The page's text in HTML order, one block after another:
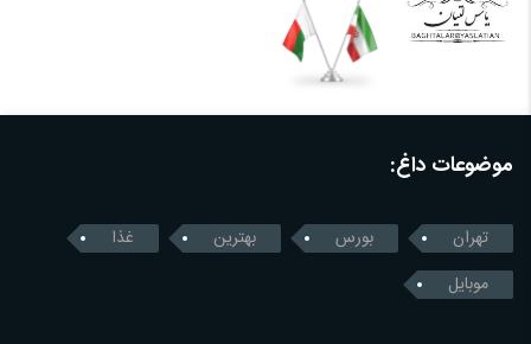
موضوعات داغ:
تهران بورس بهترین
غذا
موبایل